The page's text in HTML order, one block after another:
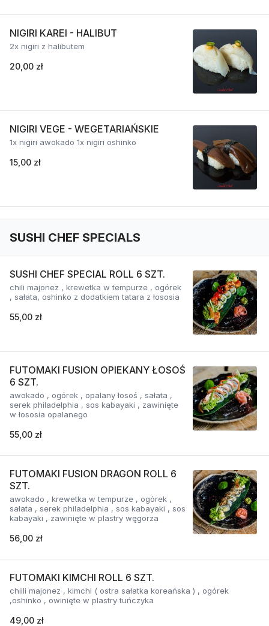
NIGIRI KAREI - HALIBUT
2x nigiri z halibutem
20,00 zł
NIGIRI VEGE - WEGETARIAŃSKIE
1x nigiri awokado 1x nigiri oshinko
15,00 zł
SUSHI CHEF SPECIALS
SUSHI CHEF SPECIAL ROLL 6 SZT.
chili majonez , krewetka w tempurze , ogórek
, sałata, oshinko z dodatkiem tatara z łososia
55,00 zł
FUTOMAKI FUSION OPIEKANY ŁOSOŚ
6 SZT.
awokado , ogórek , opalany łosoś , sałata ,
serek philadelphia , sos kabayaki , zawinięte
w łososia opalanego
55,00 zł
FUTOMAKI FUSION DRAGON ROLL 6
SZT.
awokado , krewetka w tempurze , ogórek ,
sałata , serek philadelphia , sos kabayaki , sos
kabayaki , zawinięte w plastry węgorza
56,00 zł
FUTOMAKI KIMCHI ROLL 6 SZT.
chiili majonez , kimchi ( ostra sałatka koreańska ) , ogórek
,oshinko , owinięte w plastry tuńczyka
49,00 zł